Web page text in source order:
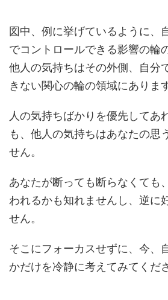
図中、例に挙げているように、
でコントロールできる影響の輪
他人の気持ちはその外側、自分
きない関心の輪の領域にあります
人の気持ちばかりを優先してあ
も、他人の気持ちはあなたの思
せん。
あなたが断っても断らなくても
われるかも知れませんし、逆に
せん。
そこにフォーカスせずに、今、
かだけを冷静に考えてみてくだ